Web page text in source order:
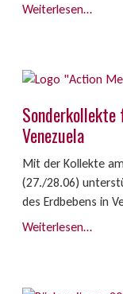
Weiterlesen…
Sonderkollekte
Venezuela
Mit der Kollekte
(27./28.06)
des Erdbebens in
Weiterlesen…